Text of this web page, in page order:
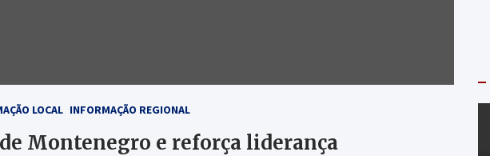
LOCAL INFORMAÇÃO REGIONAL
Montenegro e reforça liderança